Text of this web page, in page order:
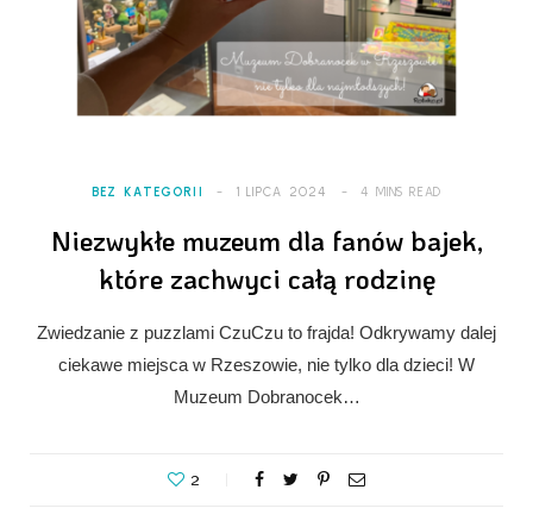
BEZ KATEGORII 1 LIPCA 2024 4 MINS READ
Niezwykłe muzeum dla fanów bajek,
które zachwyci całą rodzinę
Zwiedzanie z puzzlami CzuCzu to frajda! Odkrywamy dalej
ciekawe miejsca w Rzeszowie, nie tylko dla dzieci! W
Muzeum Dobranocek…
2